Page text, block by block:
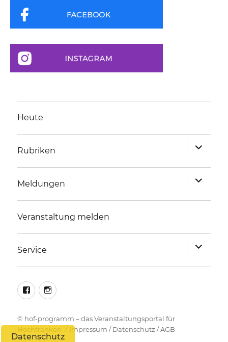
Heute
Rubriken
anzeigen
Meldungen
anzeigen
Veranstaltung melden
Service
anzeigen
facebookinstagram
© hof-programm – das Veranstaltungsportal für
Hochfranken
Impressum /Datenschutz /AGB
Datenschutz